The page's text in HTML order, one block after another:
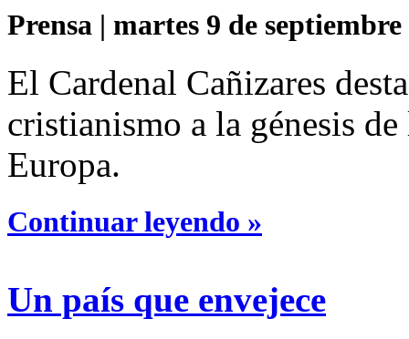
Prensa | martes 9 de
El Cardenal Cañizares
cristianismo a la génesis
Europa.
Continuar leyendo »
Un país que envejece